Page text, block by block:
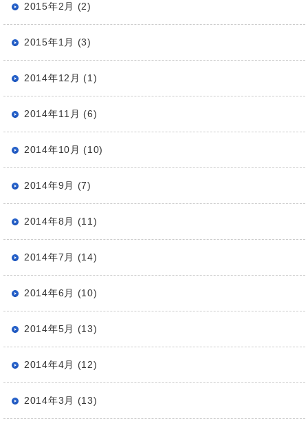
2015年2月 (2)
2015年1月 (3)
2014年12月 (1)
2014年11月 (6)
2014年10月 (10)
2014年9月 (7)
2014年8月 (11)
2014年7月 (14)
2014年6月 (10)
2014年5月 (13)
2014年4月 (12)
2014年3月 (13)